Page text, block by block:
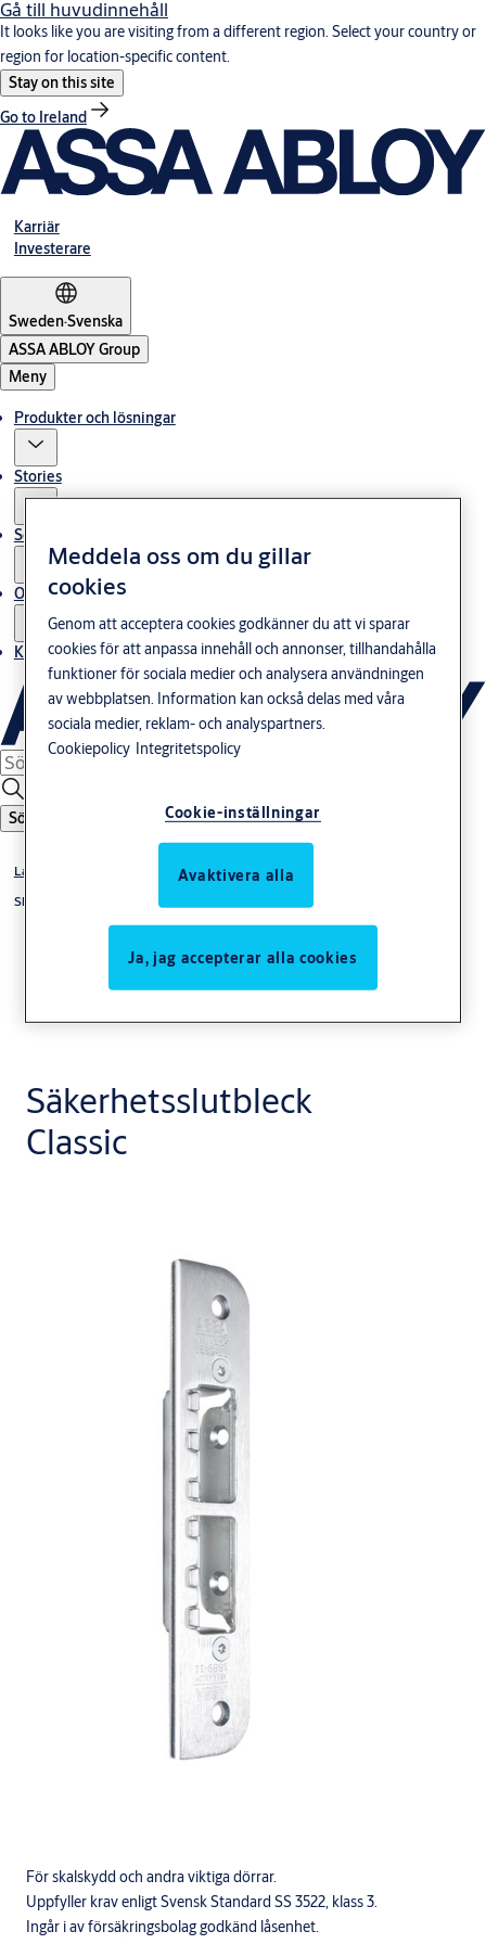
Gå till huvudinnehåll
It looks like you are visiting from a different region. Select your country or
region for location-specific content.
Stay on this site
Go to Ireland
Karriär
Investerare
Sweden·Svenska
ASSA ABLOY Group
Meny
Produkter och lösningar
Stories
Service
Om oss
Kontakta oss
Sök
Låshus & slutbleck
Slutbleck
Säkerhetsslutbleck
Classic
För skalskydd och andra viktiga dörrar.
Uppfyller krav enligt Svensk Standard SS 3522, klass 3.
Ingår i av försäkringsbolag godkänd låsenhet.
Meddela oss om du gillar
cookies
Genom att acceptera cookies godkänner du att vi sparar
cookies för att anpassa innehåll och annonser, tillhandahålla
funktioner för sociala medier och analysera användningen
av webbplatsen. Information kan också delas med våra
sociala medier, reklam- och analyspartners.
Cookiepolicy Integritetspolicy
Cookie-inställningar
Avaktivera alla
Ja, jag accepterar alla cookies